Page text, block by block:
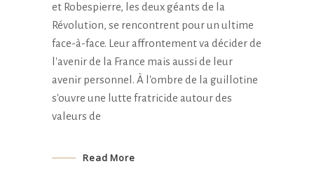
et Robespierre, les deux géants de la
Révolution, se rencontrent pour un ultime
face-à-face. Leur affrontement va décider de
l'avenir de la France mais aussi de leur
avenir personnel. À l'ombre de la guillotine
s'ouvre une lutte fratricide autour des
valeurs de
Read More